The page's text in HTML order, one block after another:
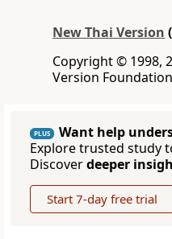
New Thai Version
Copyright © 1998,
Version Foundation
PLUS
Want help
Explore trusted study
Discoverdeeper
Start 7-day free trial